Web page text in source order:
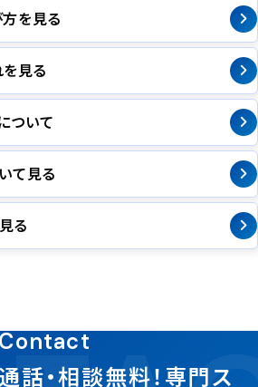
を見る
見る
ついて
て見る
る
Contact
話・相談無料！専門ス